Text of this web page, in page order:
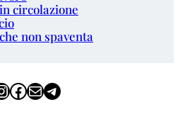
circolazione
non spaventa
Facebook Email Telegram